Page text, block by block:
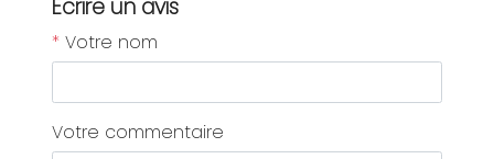
Écrire un avis
* Votre nom
Votre commentaire